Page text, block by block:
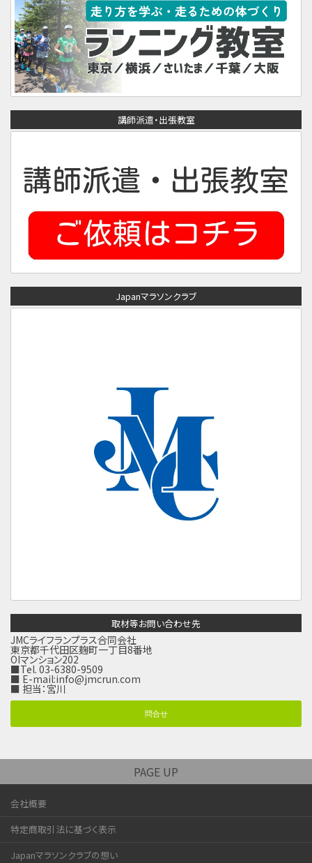
講師派遣・出張教室
Japanマラソンクラブ
取材等お問い合わせ先
JMCライフランプラス合同会社
東京都千代田区麹町一丁目8番地
OIマンション202
■Tel. 03-6380-9509
■ E-mail:info@jmcrun.com
■ 担当：宮川
問合せ
PAGE UP
会社概要
特定商取引法に基づく表示
Japanマラソンクラブの想い